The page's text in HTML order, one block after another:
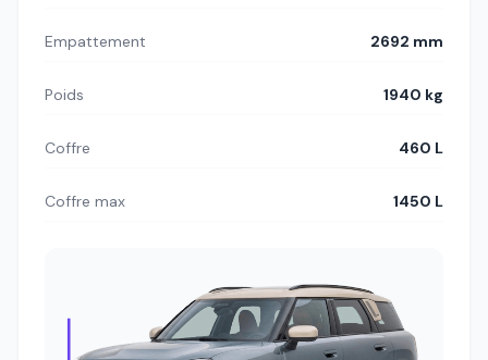
Empattement 2692 mm
Poids 1940 kg
Coffre 460 L
Coffre max 1450 L